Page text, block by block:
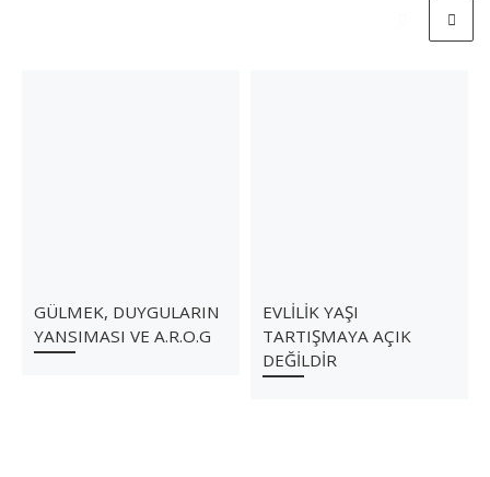
GÜLMEK, DUYGULARIN
YANSIMASI VE A.R.O.G
EVLİLİK YAŞI
TARTIŞMAYA AÇIK
DEĞİLDİR